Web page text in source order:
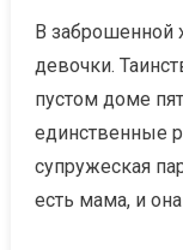
В заброшенной
девочки.
пустом доме
единственные
супружеская
есть мама, и